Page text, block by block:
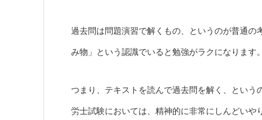
過去問は問題演習で解くもの、というのが普通
み物」という認識でいると勉強がラクになります。
つまり、テキストを読んで過去問を解く、とい
労士試験においては、精神的に非常にしんどいや